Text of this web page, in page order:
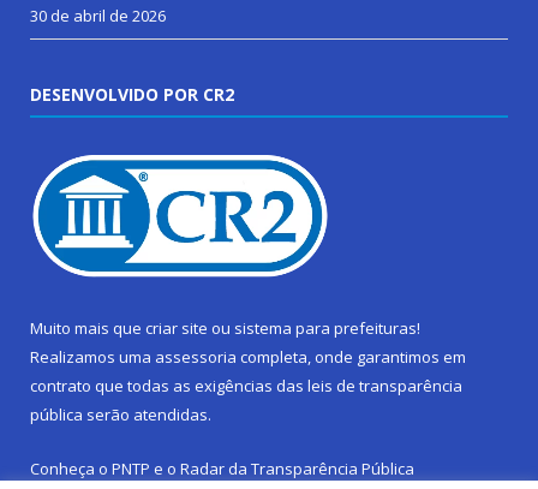
30 de abril de 2026
DESENVOLVIDO POR CR2
Muito mais que criar site ou sistema para prefeituras!
Realizamos uma assessoria completa, onde garantimos em
contrato que todas as exigências das leis de transparência
pública serão atendidas.
Conheça o PNTP e o Radar da Transparência Pública